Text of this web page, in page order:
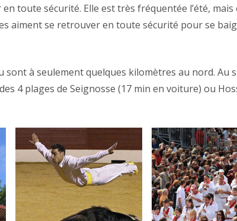
en toute sécurité. Elle est très fréquentée l’été, mais
aiment se retrouver en toute sécurité pour se
sont à seulement quelques kilomètres au nord. Au
4 plages de Seignosse (17 min en voiture) ou